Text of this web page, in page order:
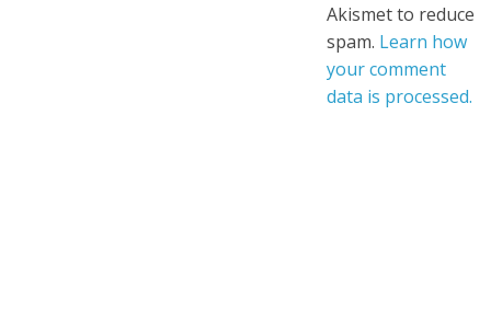
Akismet to reduce
spam. Learn how
your comment
data is processed.